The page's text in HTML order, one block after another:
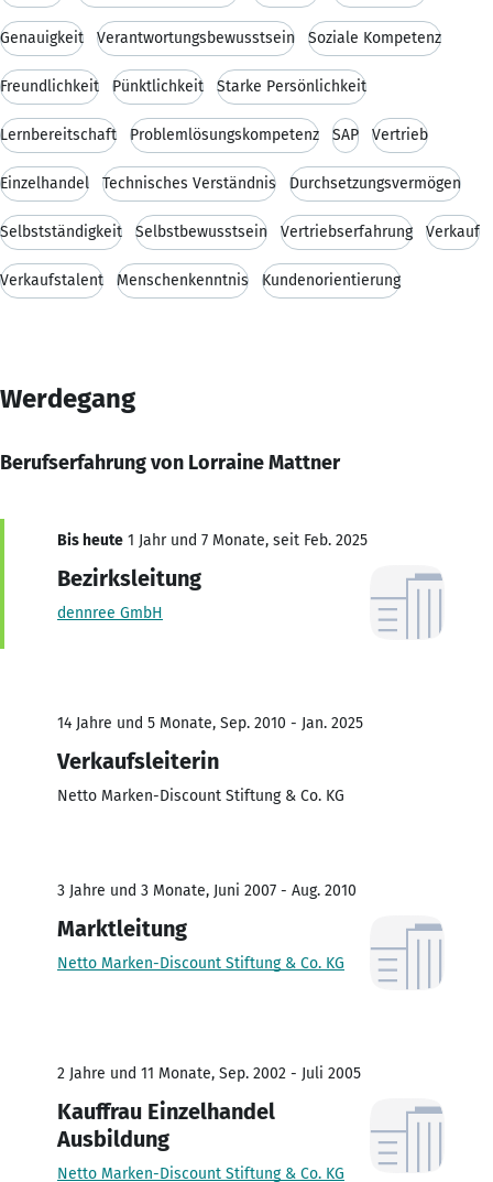
Genauigkeit Verantwortungsbewusstsein Soziale Kompetenz
Freundlichkeit Pünktlichkeit Starke Persönlichkeit
Lernbereitschaft Problemlösungskompetenz SAP Vertrieb
Einzelhandel Technisches Verständnis Durchsetzungsvermögen
Selbstständigkeit Selbstbewusstsein Vertriebserfahrung Verkauf
Verkaufstalent Menschenkenntnis Kundenorientierung
Werdegang
Berufserfahrung von Lorraine Mattner
Bis heute 1 Jahr und 7 Monate, seit Feb. 2025
Bezirksleitung
dennree GmbH
14 Jahre und 5 Monate, Sep. 2010 - Jan. 2025
Verkaufsleiterin
Netto Marken-Discount Stiftung & Co. KG
3 Jahre und 3 Monate, Juni 2007 - Aug. 2010
Marktleitung
Netto Marken-Discount Stiftung & Co. KG
2 Jahre und 11 Monate, Sep. 2002 - Juli 2005
Kauffrau Einzelhandel
Ausbildung
Netto Marken-Discount Stiftung & Co. KG